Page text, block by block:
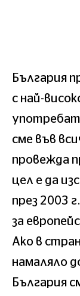
България
с най-
сме във
провежда
цел е да
през 2003
за
Ако в
намаляло
България